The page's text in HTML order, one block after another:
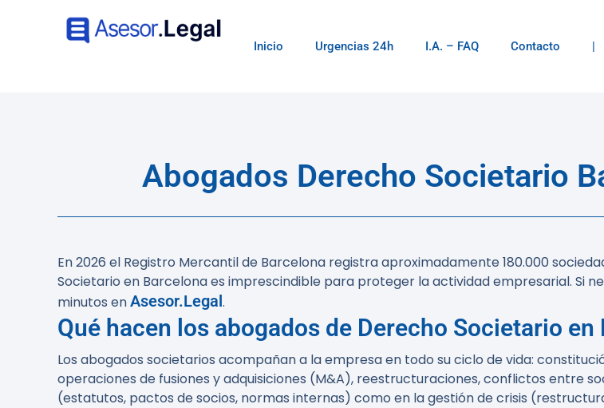
Inicio Urgencias 24h I.A. – FAQ Contacto |
Abogados Derecho Societario
En 2026 el Registro Mercantil de Barcelona registra aproximadamente 180.000
Societario en Barcelona es imprescindible para proteger la actividad empresarial. Si
minutos enAsesor.Legal.
Qué hacen los abogados de Derecho Societario en
Los abogados societarios acompañan a la empresa en todo su ciclo de vida:
operaciones de fusiones y adquisiciones (M&A), reestructuraciones, conflictos entre
(estatutos, pactos de socios, normas internas) como en la gestión de crisis